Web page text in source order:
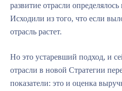
развитие отрасли
Исходили из того, что если
отрасль растет.
Но это устаревший подход, и
отрасли в новой Стратегии
показатели: это и оценка